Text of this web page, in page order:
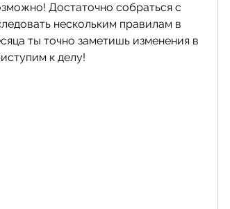
Достаточно собраться с
нескольким правилам в
ты точно заметишь изменения в
к делу!